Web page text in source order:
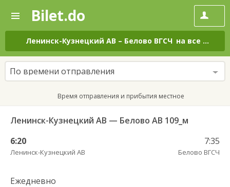
—
Поиск
и
покупка
билетов
на
автобус
онлайн
Bilet.do
Ленинск-Кузнецкий АВ – Белово ВГСЧ на все дни
По времени отправления
Время отправления и прибытия местное
Ленинск-Кузнецкий АВ — Белово АВ 109_м
6:20
Ленинск-Кузнецкий АВ
7:35
Белово ВГСЧ
Ежедневно